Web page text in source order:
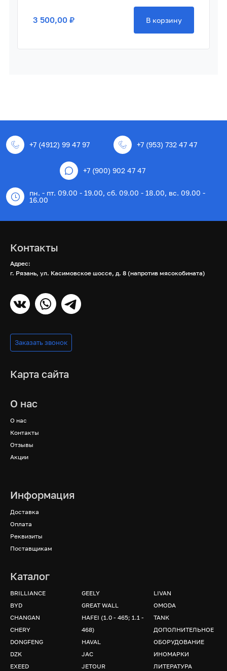
3 500,00 ₽ В корзину
+7 (4912) 99 47 97 +7 (953) 732 47 47
+7 (900) 902 47 47
пн. - пт. 09.00 - 19.00, сб. 09.00 - 18.00, вс. 09.00 -
16.00
Контакты
Адрес:
г. Рязань, ул. Касимовское шоссе, д. 8 (напротив мясокобината)
Заказать звонок
Карта сайта
О нас
О нас
Контакты
Отзывы
Акции
Информация
Доставка
Оплата
Реквизиты
Поставщикам
Каталог
BRILLIANCE
BYD
CHANGAN
CHERY
DONGFENG
DZK
EXEED
GEELY
GREAT WALL
HAFEI (1.0 - 465; 1.1 -
468)
HAVAL
JAC
JETOUR
LIVAN
OMODA
TANK
ДОПОЛНИТЕЛЬНОЕ
ОБОРУДОВАНИЕ
ИНОМАРКИ
ЛИТЕРАТУРА